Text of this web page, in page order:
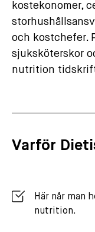
kostekonomer,
och kostchefer.
sjuksköterskor
nutrition
Varför
Här når man
nutrition.